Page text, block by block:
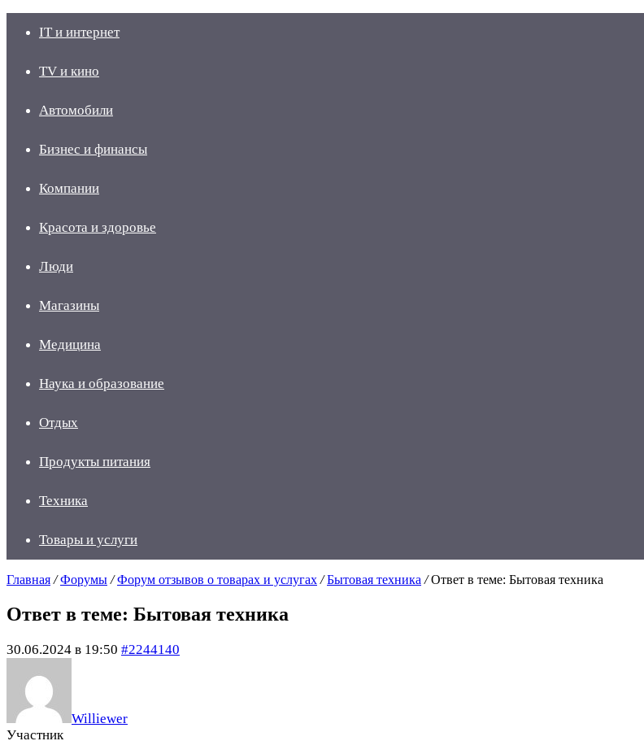
IT и интернет
TV и кино
Автомобили
Бизнес и финансы
Компании
Красота и здоровье
Люди
Магазины
Медицина
Наука и образование
Отдых
Продукты питания
Техника
Товары и услуги
Главная / Форумы / Форум отзывов о товарах и услугах / Бытовая техника / Ответ в теме: Бытовая техника
Ответ в теме: Бытовая техника
30.06.2024 в 19:50 #2244140
Williewer
Участник